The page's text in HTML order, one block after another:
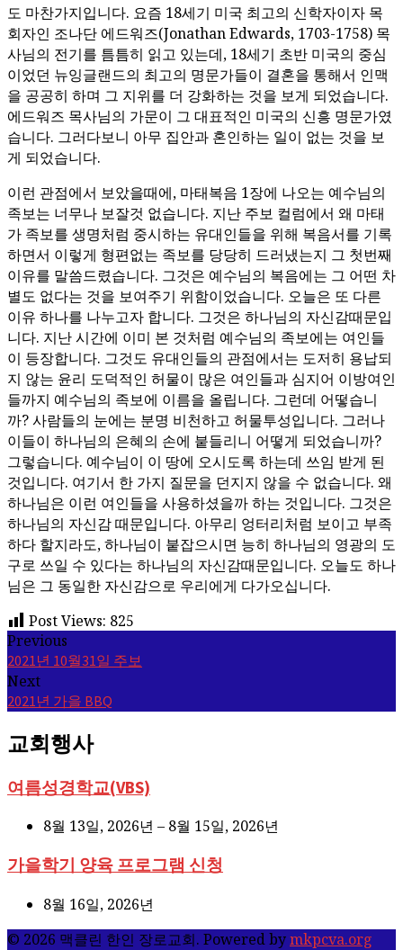
도 마찬가지입니다. 요즘 18세기 미국 최고의 신학자이자 목
회자인 조나단 에드워즈(Jonathan Edwards, 1703-1758) 목
사님의 전기를 틈틈히 읽고 있는데, 18세기 초반 미국의 중심
이었던 뉴잉글랜드의 최고의 명문가들이 결혼을 통해서 인맥
을 공공히 하며 그 지위를 더 강화하는 것을 보게 되었습니다.
에드워즈 목사님의 가문이 그 대표적인 미국의 신흥 명문가였
습니다. 그러다보니 아무 집안과 혼인하는 일이 없는 것을 보
게 되었습니다.
이런 관점에서 보았을때에, 마태복음 1장에 나오는 예수님의
족보는 너무나 보잘것 없습니다. 지난 주보 컬럼에서 왜 마태
가 족보를 생명처럼 중시하는 유대인들을 위해 복음서를 기록
하면서 이렇게 형편없는 족보를 당당히 드러냈는지 그 첫번째
이유를 말씀드렸습니다. 그것은 예수님의 복음에는 그 어떤 차
별도 없다는 것을 보여주기 위함이었습니다. 오늘은 또 다른
이유 하나를 나누고자 합니다. 그것은 하나님의 자신감때문입
니다. 지난 시간에 이미 본 것처럼 예수님의 족보에는 여인들
이 등장합니다. 그것도 유대인들의 관점에서는 도저히 용납되
지 않는 윤리 도덕적인 허물이 많은 여인들과 심지어 이방여인
들까지 예수님의 족보에 이름을 올립니다. 그런데 어떻습니
까? 사람들의 눈에는 분명 비천하고 허물투성입니다. 그러나
이들이 하나님의 은혜의 손에 붙들리니 어떻게 되었습니까?
그렇습니다. 예수님이 이 땅에 오시도록 하는데 쓰임 받게 된
것입니다. 여기서 한 가지 질문을 던지지 않을 수 없습니다. 왜
하나님은 이런 여인들을 사용하셨을까 하는 것입니다. 그것은
하나님의 자신감 때문입니다. 아무리 엉터리처럼 보이고 부족
하다 할지라도, 하나님이 붙잡으시면 능히 하나님의 영광의 도
구로 쓰일 수 있다는 하나님의 자신감때문입니다. 오늘도 하나
님은 그 동일한 자신감으로 우리에게 다가오십니다.
Post Views: 825
Previous
2021년 10월31일 주보
Next
2021년 가을 BBQ
교회행사
여름성경학교(VBS)
8월 13일, 2026년 – 8월 15일, 2026년
가을학기 양육 프로그램 신청
8월 16일, 2026년
© 2026 맥클린 한인 장로교회. Powered bymkpcva.org